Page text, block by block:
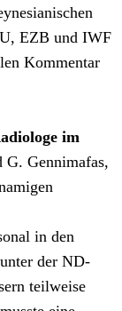
EZB und IWF
Kommentar
im
G. Gennimafas,
in den
der ND-
teilweise